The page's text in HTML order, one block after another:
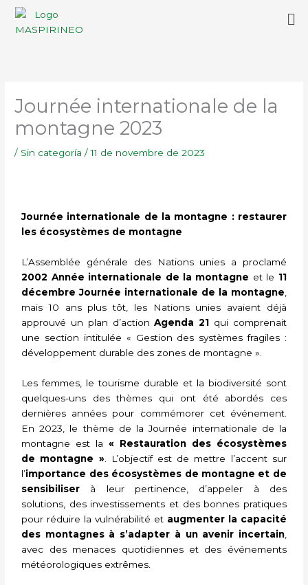
Aller
Journée internationale de la
montagne 2023
/ Sin categoría /11 de novembre de 2023
Journée internationale de la montagne : restaurer
les écosystèmes de montagne
L’Assemblée générale des Nations unies a proclamé
2002 Année internationale de la montagne et le 11
décembre Journée internationale de la montagne
mais 10 ans plus tôt, les Nations unies avaient déjà
approuvé un plan d’actionAgenda 21 qui comprenait
une section intitulée « Gestion des systèmes fragiles :
développement durable des zones de montagne ».
Les femmes, le tourisme durable et la biodiversité sont
quelques-uns des thèmes qui ont été abordés ces
dernières années pour commémorer cet événement.
En 2023, le thème de la Journée internationale de la
montagne est la « Restauration des écosystèmes
de montagne » . L’objectif est de mettre l’accent sur
l’importance des écosystèmes de montagne et de
sensibiliser à leur pertinence, d’appeler à des
solutions, des investissements et des bonnes pratiques
pour réduire la vulnérabilité et augmenter la capacité
des montagnes à s’adapter à un avenir incertain,
avec des menaces quotidiennes et des événements
météorologiques extrêmes.